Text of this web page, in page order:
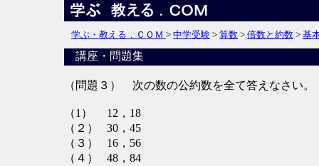
学ぶ・教える．ＣＯＭ > 中学受験 > 算数 > 倍数と約数 > 基
講座・問題集
（問題３） 次の数の公約数を全て答えなさい。
（1）
12，18
（２）
30，45
（３）
16，56
（４）
48，84